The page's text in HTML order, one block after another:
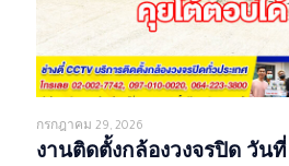
กรกฎาคม 29, 2026
งานติดตั้งกล้องวงจรปิด วันที่